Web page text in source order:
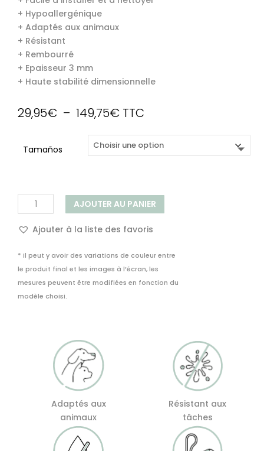
+ Hypoallergénique
+ Adaptés aux animaux
+ Résistant
+ Rembourré
+ Epaisseur 3 mm
+ Haute stabilité dimensionnelle
29,95€ – 149,75€Plage
prix :
29,95€
TTC
Tamaños
quantité
de
Revêtement
Vinyle
PVC
Bois
Plage
AJOUTER AU PANIER
Ajouter à la liste des favoris
* Il peut y avoir des variations de couleur entre
le produit final et les images à l’écran, les
mesures peuvent être modifiées en fonction du
modèle choisi.
Adaptés aux
animaux
Résistant aux
tâches